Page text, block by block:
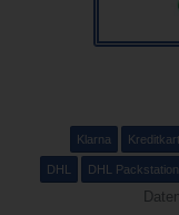
Klarna
DHL DHL Packstation